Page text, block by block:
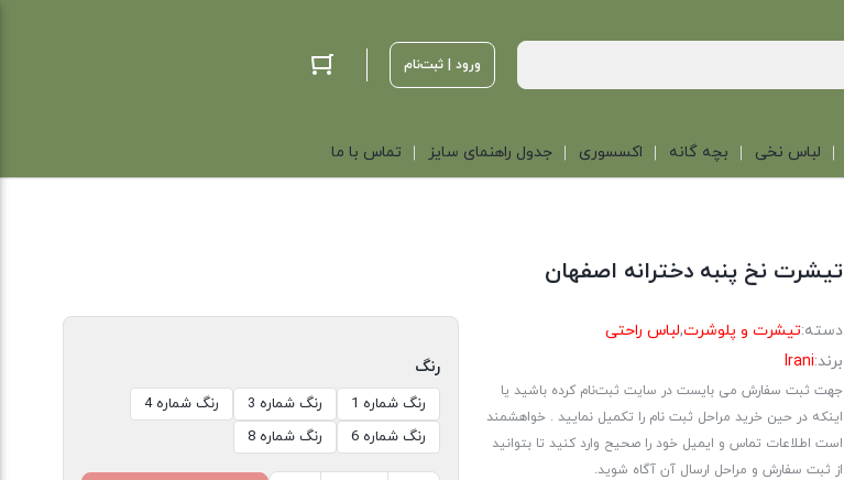
ورود | ثبت‌نام
لباس نخی بچه گانه اکسسوری جدول راهنمای سایز تماس با ما
تیشرت نخ پنبه دخترانه اصفهان
دسته:تیشرت و پلوشرت,لباس راحتی
برند:Irani
جهت ثبت سفارش می بایست در سایت ثبت‌نام کرده باشید یا
اینکه در حین خرید مراحل ثبت نام را تکمیل نمایید . خواهشمند
است اطلاعات تماس و ایمیل خود را صحیح وارد کنید تا بتوانید
از ثبت سفارش و مراحل ارسال آن آگاه شوید.
رنگ
رنگ شماره 1 رنگ شماره 3
رنگ شماره 4
رنگ شماره 6
رنگ شماره 8